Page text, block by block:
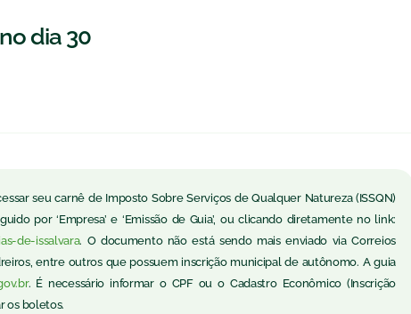
dia 30
seu carnê de Imposto Sobre Serviços de Qualquer Natureza (ISSQN)
por ‘Empresa’ e ‘Emissão de Guia’, ou clicando diretamente no link:
de-issalvara. O documento não está sendo mais enviado via Correios
entre outros que possuem inscrição municipal de autônomo. A guia
. É necessário informar o CPF ou o Cadastro Econômico (Inscrição
os boletos.